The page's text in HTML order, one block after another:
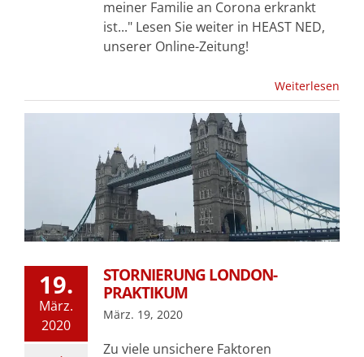
meiner Familie an Corona erkrankt
ist..." Lesen Sie weiter in HEAST NED,
unserer Online-Zeitung!
Weiterlesen
19.
März.
2020
STORNIERUNG LONDON-
PRAKTIKUM
März. 19, 2020
Zu viele unsichere Faktoren